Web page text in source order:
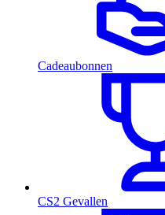
Cadeaubonnen
CS2 Gevallen